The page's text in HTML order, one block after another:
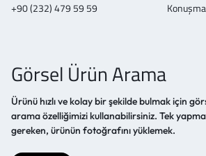
+90 (232) 479 59 59
Görsel Ürün Arama
Ürünü hızlı ve kolay bir şekilde bulmak için
arama özelliğimizi kullanabilirsiniz. Tek
gereken, ürünün fotoğrafını yüklemek.